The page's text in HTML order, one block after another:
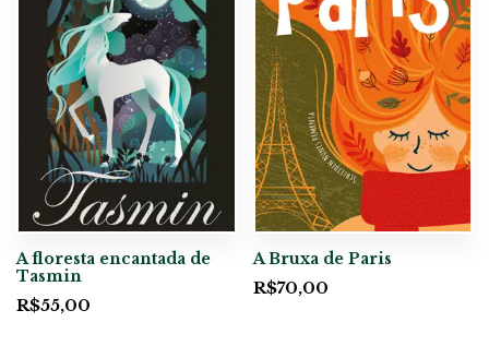
A floresta encantada de
Tasmin
R$55,00
A Bruxa de Paris
R$70,00